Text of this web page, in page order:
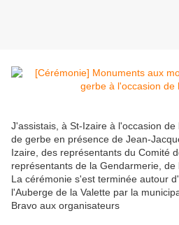
J'assistais, à St-Izaire à l'occasion
de gerbe en présence de Jean-
Izaire, des représentants du Comité
représentants de la Gendarmerie, de
La cérémonie s'est terminée autour
l'Auberge de la Valette par la
Bravo aux organisateurs